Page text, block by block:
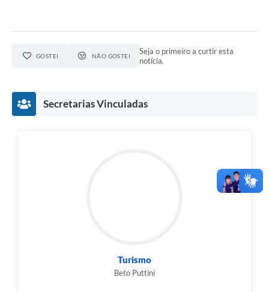
GOSTEI NÃO GOSTEI
Seja o primeiro a curtir esta
notícia.
Secretarias Vinculadas
Turismo
Beto Puttini